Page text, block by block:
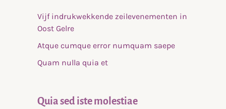
Vijf indrukwekkende zeilevenementen in
Oost Gelre
Atque cumque error numquam saepe
Quam nulla quia et
Quia sed iste molestiae